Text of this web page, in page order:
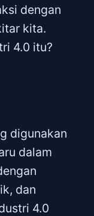
dengan
kita.
4.0 itu?
digunakan
dalam
dan
4.0